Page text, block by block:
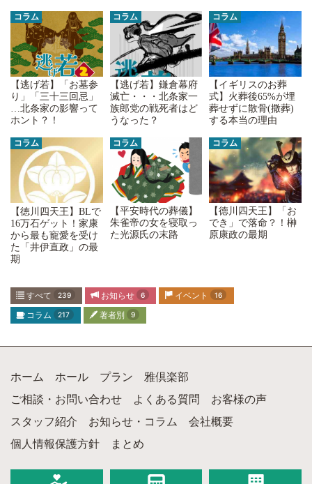
コラム
【逃げ若】「お墓参
り」「三十三回忌」
…北条家の影響って
ホント？！
コラム
【逃げ若】鎌倉幕府
滅亡・・・北条家一
族郎党の戦死者はど
うなった？
コラム
【イギリスのお葬
式】火葬後65%が埋
葬せずに散骨(撒葬)
する本当の理由
コラム
【徳川四天王】BLで
16万石ゲット！家康
から最も寵愛を受け
た「井伊直政」の最
期
コラム
【平安時代の葬儀】
朱雀帝の女を寝取っ
た光源氏の末路
コラム
【徳川四天王】「お
でき」で落命？！榊
原康政の最期
すべて 239 お知らせ 6 イベント 16
コラム 217 著者別 9
ホーム ホール プラン
雅倶楽部
ご相談・お問い合わせ
よくある質問
お客様の声
スタッフ紹介
お知らせ・コラム
会社概要
個人情報保護方針
まとめ